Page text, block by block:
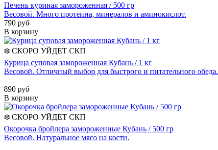
Печень куриная замороженная / 500 гр
Весовой. Много протеина, минералов и аминокислот.
790 руб
В корзину
❄️ СКОРО УЙДЕТ СКП
Курица суповая замороженная Кубань / 1 кг
Весовой. Отличный выбор для быстрого и питательного обеда.
890 руб
В корзину
❄️ СКОРО УЙДЕТ СКП
Окорочка бройлера замороженные Кубань / 500 гр
Весовой. Натуральное мясо на кости.